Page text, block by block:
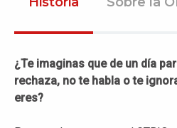
¿Te imaginas que de un día
rechaza, no te habla o te
eres?